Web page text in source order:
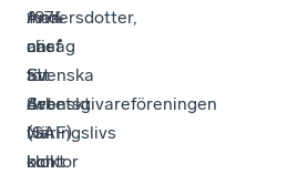
1974
när
Svenska
Arbetsgivareföreningen
(SAF)
och
Andersdotter,
chef
för
Svenskt
Näringslivs
kontor
man
ansåg
att
det
var
klokt